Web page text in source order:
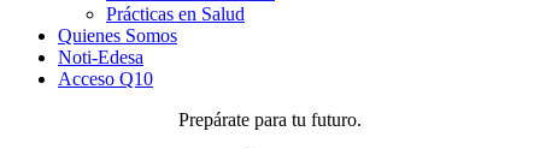
Prácticas en Salud
Quienes Somos
Noti-Edesa
Acceso Q10
Prepárate para tu futuro.